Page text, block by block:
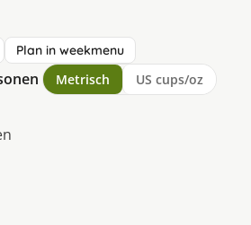
Plan in weekmenu
Metrisch US cups/oz